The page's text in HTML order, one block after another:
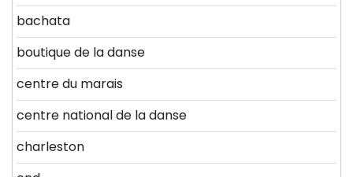
bachata
boutique de la danse
centre du marais
centre national de la danse
charleston